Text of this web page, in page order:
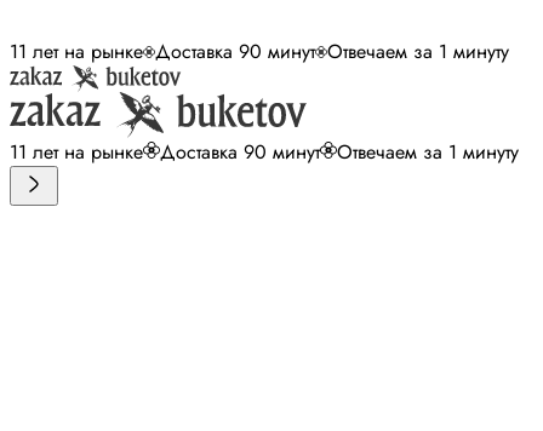
11 лет на рынке Доставка 90 минут Отвечаем за 1 минуту
11 лет на рынке Доставка 90 минут Отвечаем за 1 минуту